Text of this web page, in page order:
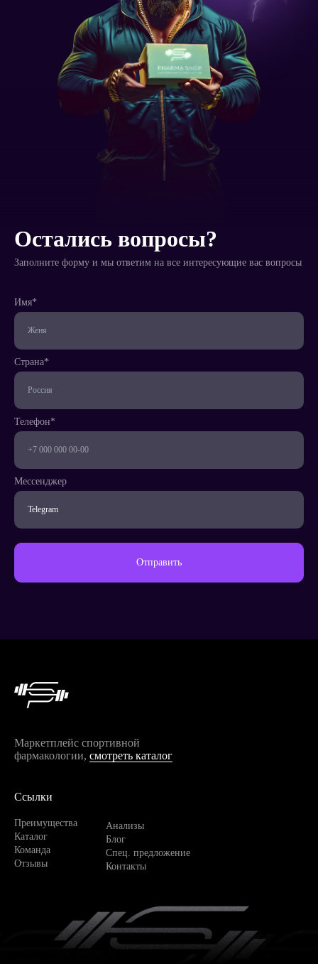
Остались вопросы?
Заполните форму и мы ответим на все интересующие вас вопросы
Имя*
Страна*
Телефон*
Мессенджер
Отправить
Маркетплейс спортивной
фармакологии, смотреть каталог
Ссылки
Преимущества
Каталог
Команда
Отзывы
Анализы
Блог
Спец. предложение
Контакты